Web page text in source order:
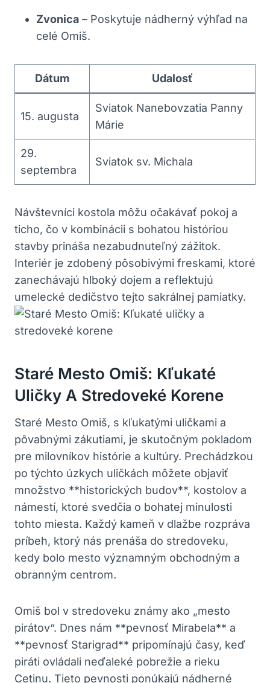
Zvonica – Poskytuje nádherný výhľad na
celé Omiš.
Dátum Udalosť
15. augusta
Sviatok Nanebovzatia Panny
Márie
29.
septembra
Sviatok sv. Michala
Návštevníci kostola môžu očakávať pokoj a
ticho, čo v kombinácii s bohatou históriou
stavby prináša nezabudnuteľný zážitok.
Interiér je zdobený pôsobivými freskami, ktoré
zanechávajú hlboký dojem a reflektujú
umelecké dedičstvo tejto sakrálnej pamiatky.
Staré Mesto Omiš: Kľukaté
Uličky A Stredoveké Korene
Staré Mesto Omiš, s kľukatými uličkami a
pôvabnými zákutiami, je skutočným pokladom
pre milovníkov histórie a kultúry. Prechádzkou
po týchto úzkych uličkách môžete objaviť
množstvo **historických budov**, kostolov a
námestí, ktoré svedčia o bohatej minulosti
tohto miesta. Každý kameň v dlažbe rozpráva
príbeh, ktorý nás prenáša do stredoveku,
kedy bolo mesto významným obchodným a
obranným centrom.
Omiš bol v stredoveku známy ako „mesto
pirátov“. Dnes nám **pevnosť Mirabela** a
**pevnosť Starigrad** pripomínajú časy, keď
piráti ovládali neďaleké pobrežie a rieku
Cetinu. Tieto pevnosti ponúkajú nádherné